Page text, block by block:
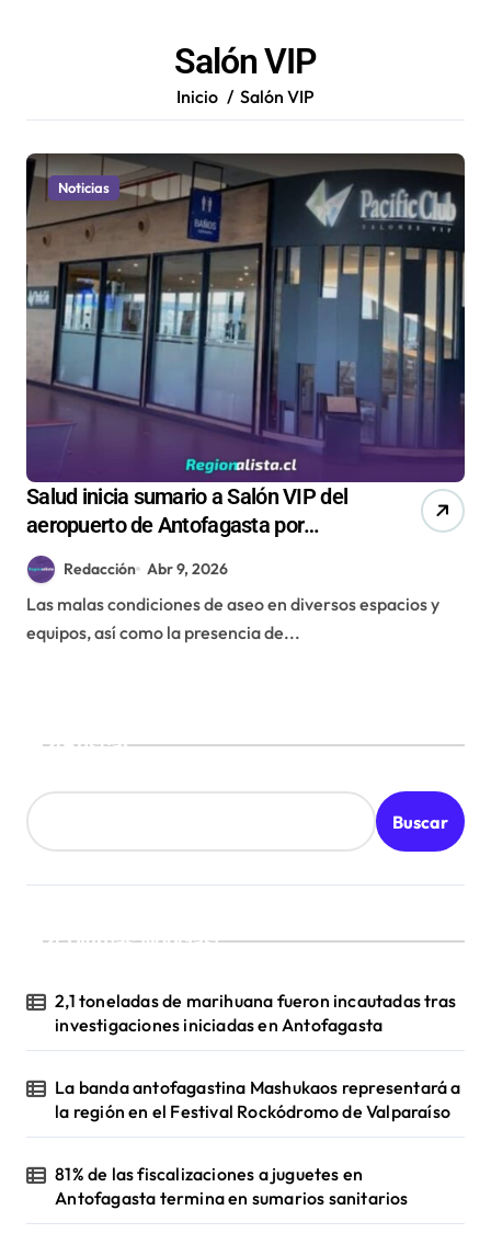
Salón VIP
Inicio Salón VIP
Noticias
Salud inicia sumario a Salón VIP del
aeropuerto de Antofagasta por
irregularidades sanitarias
Redacción Abr 9, 2026
Las malas condiciones de aseo en diversos espacios y
equipos, así como la presencia de...
Buscar
Buscar
¡Ultimas Noticias!
2,1 toneladas de marihuana fueron incautadas tras
investigaciones iniciadas en Antofagasta
La banda antofagastina Mashukaos representará a
la región en el Festival Rockódromo de Valparaíso
81% de las fiscalizaciones a juguetes en
Antofagasta termina en sumarios sanitarios